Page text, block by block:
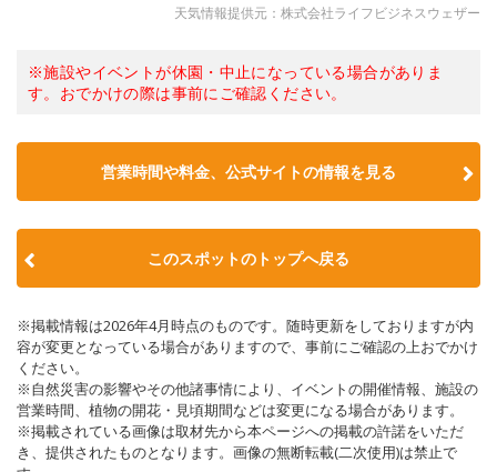
天気情報提供元：株式会社ライフビジネスウェザー
※施設やイベントが休園・中止になっている場合がありま
す。おでかけの際は事前にご確認ください。
営業時間や料金、公式サイトの情報を見る
このスポットのトップへ戻る
※掲載情報は2026年4月時点のものです。随時更新をしておりますが内
容が変更となっている場合がありますので、事前にご確認の上おでかけ
ください。
※自然災害の影響やその他諸事情により、イベントの開催情報、施設の
営業時間、植物の開花・見頃期間などは変更になる場合があります。
※掲載されている画像は取材先から本ページへの掲載の許諾をいただ
き、提供されたものとなります。画像の無断転載(二次使用)は禁止で